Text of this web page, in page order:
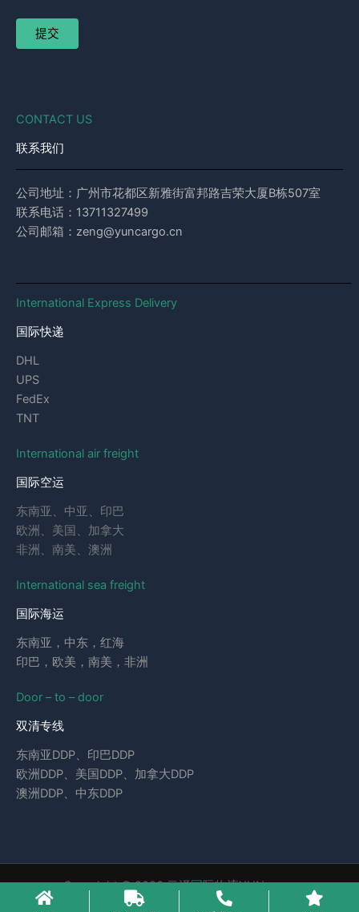
CONTACT US
联系我们
公司地址：广州市花都区新雅街富邦路吉荣大厦B栋507室
联系电话：13711327499
公司邮箱：zeng@yuncargo.cn
International Express Delivery
国际快递
DHL
UPS
FedEx
TNT
International air freight
国际空运
东南亚、中亚、印巴
欧洲、美国、加拿大
非洲、南美、澳洲
International sea freight
国际海运
东南亚，中东，红海
印巴，欧美，南美，非洲
Door – to – door
双清专线
东南亚DDP、印巴DDP
欧洲DDP、美国DDP、加拿大DDP
澳洲DDP、中东DDP
Copyright © 2026 云泽国际物流YUNcargo